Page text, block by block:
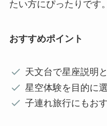
たい方にぴったりです。
おすすめポイント
天文台で星座説明
星空体験を目的に
子連れ旅行にもお